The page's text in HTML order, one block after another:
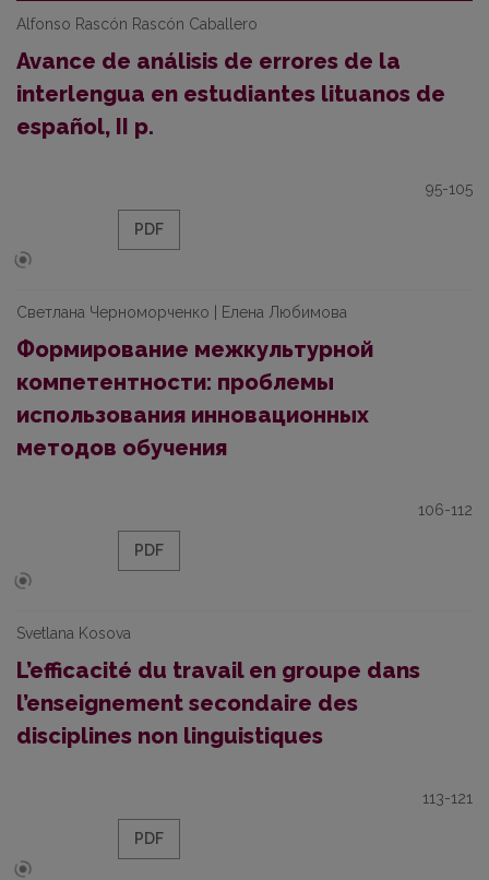
Alfonso Rascón Rascón Caballero
Avance de análisis de errores de la
interlengua en estudiantes lituanos de
español, II p.
95-105
PDF
Светлана Черноморченко | Елена Любимова
Формирование межкультурной
компетентности: проблемы
использования инновационных
методов обучения
106-112
PDF
Svetlana Kosova
L’efficacité du travail en groupe dans
l’enseignement secondaire des
disciplines non linguistiques
113-121
PDF